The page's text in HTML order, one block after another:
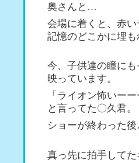
奥さんと…
会場に着くと、赤
記憶のどこかに埋も
今、子供達の瞳に
映っています。
「ライオン怖いー
と言ってた〇久君。
ショーが終わった
真っ先に拍手してた